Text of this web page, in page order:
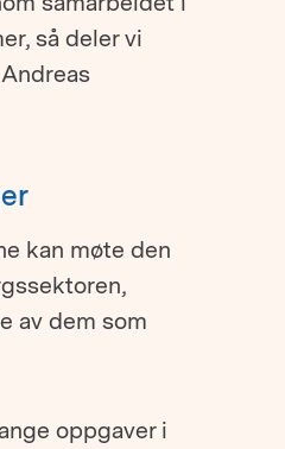
så deler vi
kan møte den
av dem som
oppgaver i